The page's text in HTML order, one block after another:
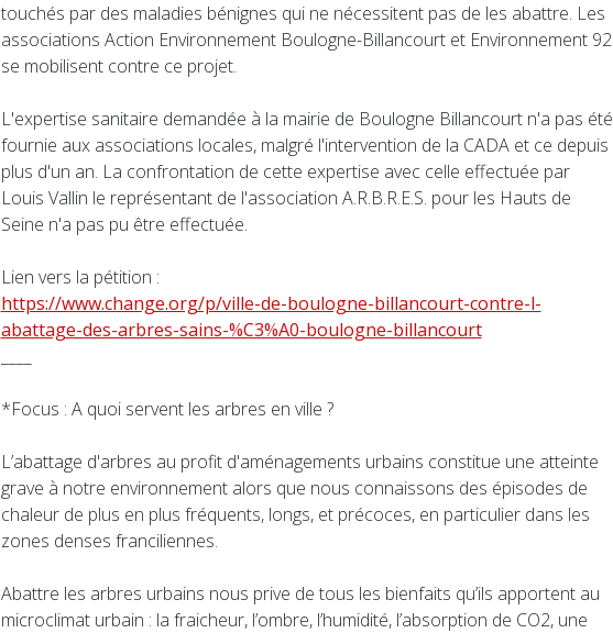
touchés par des maladies bénignes qui ne nécessitent pas de les abattre. Les
associations Action Environnement Boulogne-Billancourt et Environnement 92
se mobilisent contre ce projet.
L'expertise sanitaire demandée à la mairie de Boulogne Billancourt n'a pas été
fournie aux associations locales, malgré l'intervention de la CADA et ce depuis
plus d'un an. La confrontation de cette expertise avec celle effectuée par
Louis Vallin le représentant de l'association A.R.B.R.E.S. pour les Hauts de
Seine n'a pas pu être effectuée.
Lien vers la pétition :
https://www.change.org/p/ville-de-boulogne-billancourt-contre-l-
abattage-des-arbres-sains-%C3%A0-boulogne-billancourt
*Focus : A quoi servent les arbres en ville ?
L’abattage d'arbres au profit d'aménagements urbains constitue une atteinte
grave à notre environnement alors que nous connaissons des épisodes de
chaleur de plus en plus fréquents, longs, et précoces, en particulier dans les
zones denses franciliennes.
Abattre les arbres urbains nous prive de tous les bienfaits qu’ils apportent au
microclimat urbain : la fraicheur, l’ombre, l’humidité, l’absorption de CO2, une